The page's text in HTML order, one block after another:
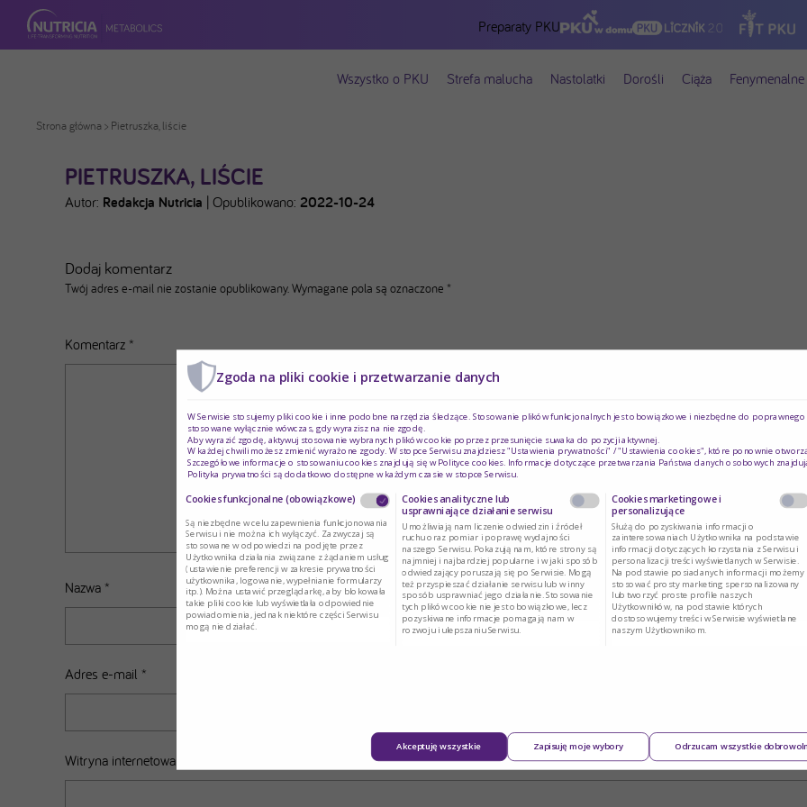
Preparaty PKU
Wszystko o PKU Strefa malucha Nastolatki Dorośli Ciąża
Strona główna > Pietruszka, liście
PIETRUSZKA, LIŚCIE
Autor: Redakcja Nutricia Opublikowano: 2022-10-24
Dodaj komentarz
Twój adres e-mail nie zostanie opublikowany.Wymagane pola są oznaczone *
Komentarz *
Nazwa *
Adres e-mail *
Witryna internetowa
Zgoda na pliki cookie i przetwarzanie danych
W Serwisie stosujemy pliki cookie i inne podobne narzędzia śledzące. Stosowanie plików funkcjonalnych jest obowiązkowe i niezbędne do poprawnego
stosowane wyłącznie wówczas, gdy wyrazisz na nie zgodę.
Aby wyrazić zgodę, aktywuj stosowanie wybranych plików cookie poprzez przesunięcie suwaka do pozycji aktywnej.
W każdej chwili możesz zmienić wyrażone zgody. W stopce Serwisu znajdziesz "Ustawienia prywatności" / "Ustawienia cookies", które ponownie
Szczegółowe informacje o stosowaniu cookies znajdują się wPolityce cookies. Informacje dotyczące przetwarzania Państwa danych osobowych
Polityka prywatności są dodatkowo dostępne w każdym czasie w stopce Serwisu.
Cookies funkcjonalne (obowiązkowe)
Są niezbędne w celu zapewnienia funkcjonowania
Serwisu i nie można ich wyłączyć. Zazwyczaj są
stosowane w odpowiedzi na podjęte przez
Użytkownika działania związane z żądaniem usług
(ustawienie preferencji w zakresie prywatności
użytkownika, logowanie, wypełnianie formularzy
itp.). Można ustawić przeglądarkę, aby blokowała
takie pliki cookie lub wyświetlała odpowiednie
powiadomienia, jednak niektóre części Serwisu
mogą nie działać.
Cookies analityczne lub
usprawniające działanie serwisu
Umożliwiają nam liczenie odwiedzin i źródeł
ruchu oraz pomiar i poprawę wydajności
naszego Serwisu. Pokazują nam, które strony są
najmniej i najbardziej popularne i w jaki sposób
odwiedzający poruszają się po Serwisie. Mogą
też przyspieszać działanie serwisu lub w inny
sposób usprawniać jego działanie. Stosowanie
tych plików cookie nie jest obowiązkowe, lecz
pozyskiwane informacje pomagają nam w
rozwoju i ulepszaniu Serwisu.
Cookies marketingowe i
personalizujące
Służą do pozyskiwania informacji o
zainteresowaniach Użytkownika na podstawie
informacji dotyczących korzystania z Serwisu i
personalizacji treści wyświetlanych w Serwisie.
Na podstawie posiadanych informacji możemy
stosować prosty marketing spersonalizowany
lub tworzyć proste profile naszych
Użytkowników, na podstawie których
dostosowujemy treści w Serwisie wyświetlane
naszym Użytkownikom.
Akceptuję wszystkie Zapisuję moje wybory Odrzucam wszystkie